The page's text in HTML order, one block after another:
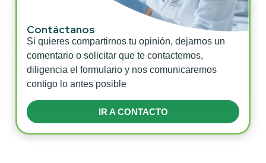
Contáctanos
Si quieres compartirnos tu opinión, dejarnos un
comentario o solicitar que te contactemos,
diligencia el formulario y nos comunicaremos
contigo lo antes posible
IR A CONTACTO